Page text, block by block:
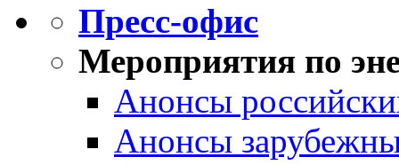
Пресс-офис
Мероприятия по
Анонсы
Анонсы